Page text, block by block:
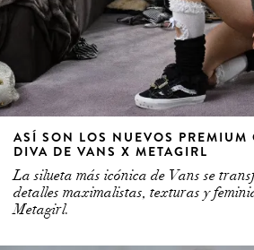
ASÍ SON LOS NUEVOS PREMIUM
DIVA DE VANS X METAGIRL
La silueta más icónica de Vans se
detalles maximalistas, texturas y
Metagirl.